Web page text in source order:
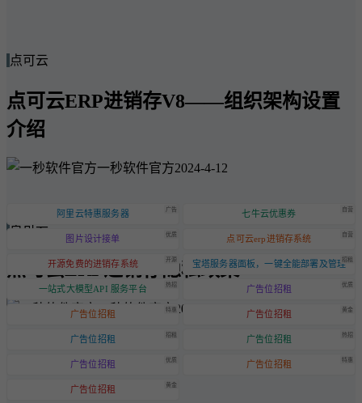
点可云
点可云ERP进销存V8——组织架构设置
介绍
一秒软件官方2024-4-12
点可云
点可云ERP进销存隐私政策
一秒软件官方2024-6-20
阿里云特惠服务器 广告 七牛云优惠券 自营
图片设计接单 优质 点可云erp进销存系统 自营
开源免费的进销存系统 开源 宝塔服务器面板，一键全能部署及管理招租
一站式大模型API 服务平台 热招 广告位招租 优质
广告位招租 特惠 广告位招租 黄金
广告位招租 招租 广告位招租 热招
广告位招租 优质 广告位招租 特惠
广告位招租 黄金